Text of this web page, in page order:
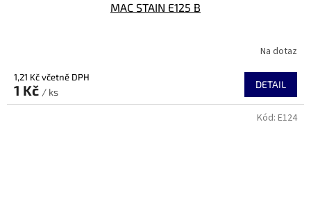
MAC STAIN E125 B
Na dotaz
1,21 Kč včetně DPH
1 Kč / ks
DETAIL
Kód: E124